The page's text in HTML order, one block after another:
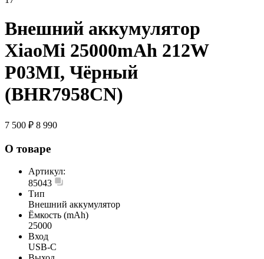
Внешний аккумулятор
XiaoMi 25000mAh 212W
P03MI, Чёрный
(BHR7958CN)
7 500 ₽ 8 990
О товаре
Артикул:
85043
Тип
Внешний аккумулятор
Ёмкость (mAh)
25000
Вход
USB-C